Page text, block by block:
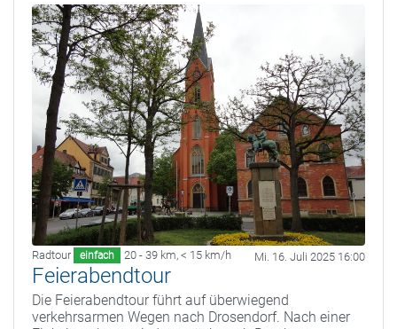
Radtour einfach 20 - 39 km, < 15 km/h Mi. 16. Juli 2025 16:00
Feierabendtour
Die Feierabendtour führt auf überwiegend
verkehrsarmen Wegen nach Drosendorf. Nach einer